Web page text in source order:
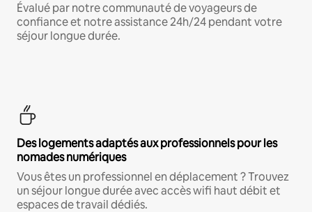
Évalué par notre communauté de voyageurs de
confiance et notre assistance 24h/24 pendant votre
séjour longue durée.
Des logements adaptés aux professionnels pour les
nomades numériques
Vous êtes un professionnel en déplacement ? Trouvez
un séjour longue durée avec accès wifi haut débit et
espaces de travail dédiés.